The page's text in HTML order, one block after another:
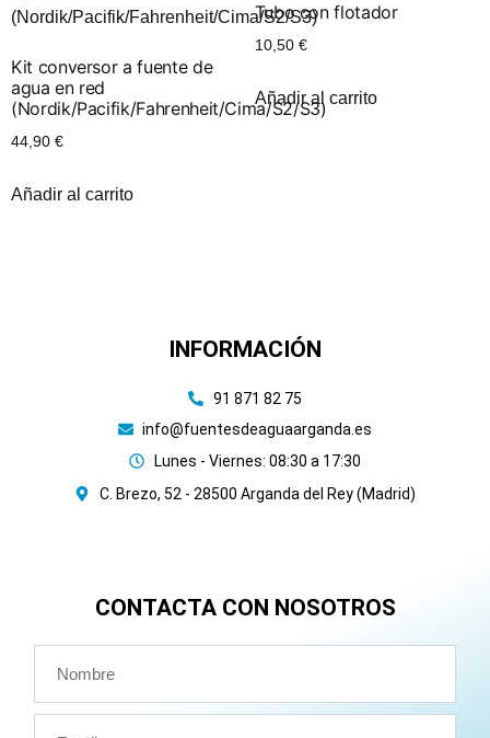
Kit conversor a fuente de
agua en red
(Nordik/Pacifik/Fahrenheit/Cima/S2/S3)
44,90 €
Añadir al carrito
Tubo con flotador
10,50 €
Añadir al carrito
INFORMACIÓN
91 871 82 75
info@fuentesdeaguaarganda.es
Lunes - Viernes: 08:30 a 17:30
C. Brezo, 52 - 28500 Arganda del Rey (Madrid)
CONTACTA CON NOSOTROS